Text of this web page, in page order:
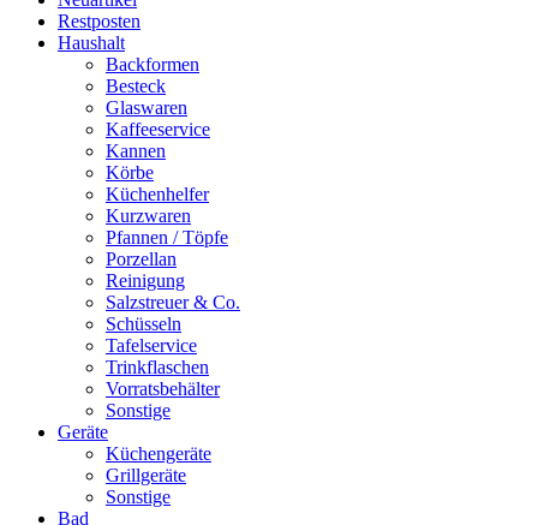
Restposten
Haushalt
Backformen
Besteck
Glaswaren
Kaffeeservice
Kannen
Körbe
Küchenhelfer
Kurzwaren
Pfannen / Töpfe
Porzellan
Reinigung
Salzstreuer & Co.
Schüsseln
Tafelservice
Trinkflaschen
Vorratsbehälter
Sonstige
Geräte
Küchengeräte
Grillgeräte
Sonstige
Bad